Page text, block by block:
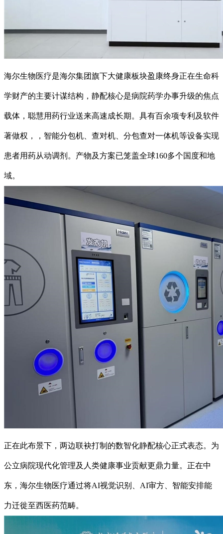
海尔生物医疗是海尔集团旗下大健康板块盈康终身正在生命科
学财产的主要计谋结构，静配核心是病院药学办事升级的焦点
载体，聪慧用药行业送来高速成长期。具有百余项专利及软件
著做权，，智能分包机、查对机、分包查对一体机等设备实现
患者用药从动调剂。产物及方案已笼盖全球160多个国度和地
域。
正在此布景下，两边联袂打制的数智化静配核心正式表态。为
公立病院现代化管理及人类健康事业贡献更鼎力量。正在中
东，海尔生物医疗通过将AI视觉识别、AI审方、智能安排能
力迁徙至西医药范畴。